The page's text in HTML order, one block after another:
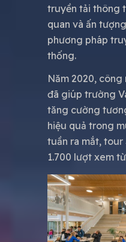
truyền tải thông
quan và ấn
phương pháp
thống.
Năm 2020,
đã giúp trường
tăng cường
hiệu quả trong
tuần ra mắt, tour
1.700 lượt xem